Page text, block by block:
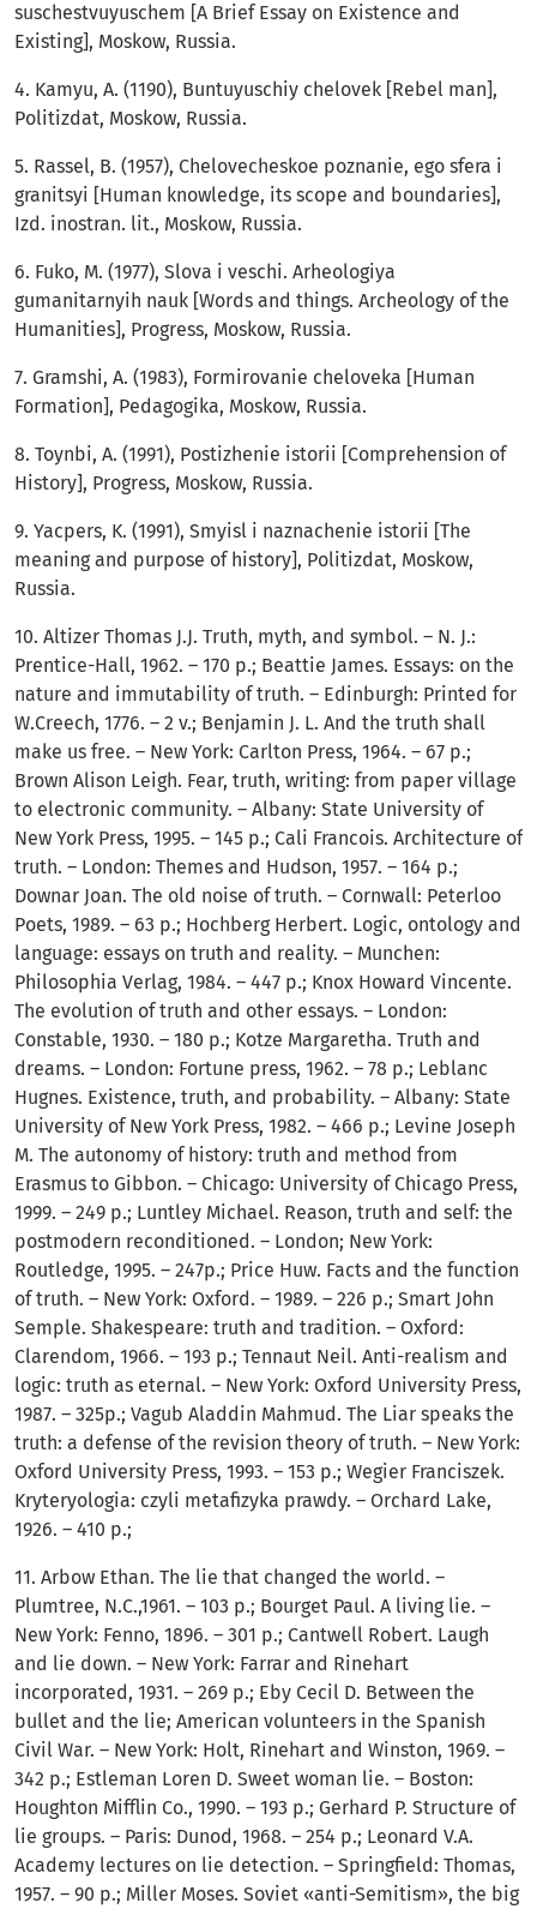
suschestvuyuschem [A Brief Essay on Existence and
Existing], Moskow, Russia.
4. Kamyu, A. (1190), Buntuyuschiy chelovek [Rebel man],
Politizdat, Moskow, Russia.
5. Rassel, B. (1957), Chelovecheskoe poznanie, ego sfera i
granitsyi [Human knowledge, its scope and boundaries],
Izd. inostran. lit., Moskow, Russia.
6. Fuko, M. (1977), Slova i veschi. Arheologiya
gumanitarnyih nauk [Words and things. Archeology of the
Humanities], Progress, Moskow, Russia.
7. Gramshi, A. (1983), Formirovanie cheloveka [Human
Formation], Pedagogika, Moskow, Russia.
8. Toynbi, A. (1991), Postizhenie istorii [Comprehension of
History], Progress, Moskow, Russia.
9. Yacpers, K. (1991), Smyisl i naznachenie istorii [The
meaning and purpose of history], Politizdat, Moskow,
Russia.
10. Altizer Thomas J.J. Truth, myth, and symbol. – N. J.:
Prentice-Hall, 1962. – 170 p.; Beattie James. Essays: on the
nature and immutability of truth. – Edinburgh: Printed for
W.Creech, 1776. – 2 v.; Benjamin J. L. And the truth shall
make us free. – New York: Carlton Press, 1964. – 67 p.;
Brown Alison Leigh. Fear, truth, writing: from paper village
to electronic community. – Albany: State University of
New York Press, 1995. – 145 p.; Cali Francois. Architecture of
truth. – London: Themes and Hudson, 1957. – 164 p.;
Downar Joan. The old noise of truth. – Cornwall: Peterloo
Poets, 1989. – 63 p.; Hochberg Herbert. Logic, ontology and
language: essays on truth and reality. – Munchen:
Philosophia Verlag, 1984. – 447 p.; Knox Howard Vincente.
The evolution of truth and other essays. – London:
Constable, 1930. – 180 p.; Kotze Margaretha. Truth and
dreams. – London: Fortune press, 1962. – 78 p.; Leblanc
Hugnes. Existence, truth, and probability. – Albany: State
University of New York Press, 1982. – 466 p.; Levine Joseph
M. The autonomy of history: truth and method from
Erasmus to Gibbon. – Chicago: University of Chicago Press,
1999. – 249 p.; Luntley Michael. Reason, truth and self: the
postmodern reconditioned. – London; New York:
Routledge, 1995. – 247p.; Price Huw. Facts and the function
of truth. – New York: Oxford. – 1989. – 226 p.; Smart John
Semple. Shakespeare: truth and tradition. – Oxford:
Clarendom, 1966. – 193 p.; Tennaut Neil. Anti-realism and
logic: truth аs eternal. – New York: Oxford University Press,
1987. – 325p.; Vagub Aladdin Mahmud. The Liar speaks the
truth: a defense of the revision theory of truth. – New York:
Oxford University Press, 1993. – 153 p.; Wegier Franciszek.
Kryteryologia: czyli metafizyka prawdy. – Orchard Lake,
1926. – 410 p.;
11. Arbow Ethan. The lie that changed the world. –
Plumtree, N.C.,1961. – 103 p.; Bourget Paul. A living lie. –
New York: Fenno, 1896. – 301 p.; Cantwell Robert. Laugh
and lie down. – New York: Farrar and Rinehart
incorporated, 1931. – 269 p.; Eby Cecil D. Between the
bullet and the lie; American volunteers in the Spanish
Civil War. – New York: Holt, Rinehart and Winston, 1969. –
342 p.; Estleman Loren D. Sweet woman lie. – Boston:
Houghton Mifflin Co., 1990. – 193 p.; Gerhard P. Structure of
lie groups. – Paris: Dunod, 1968. – 254 p.; Leonard V.A.
Academy lectures on lie detection. – Springfield: Thomas,
1957. – 90 p.; Miller Moses. Soviet «anti-Semitism», the big